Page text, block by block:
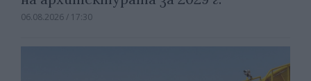
06.08.2026 / 17:30